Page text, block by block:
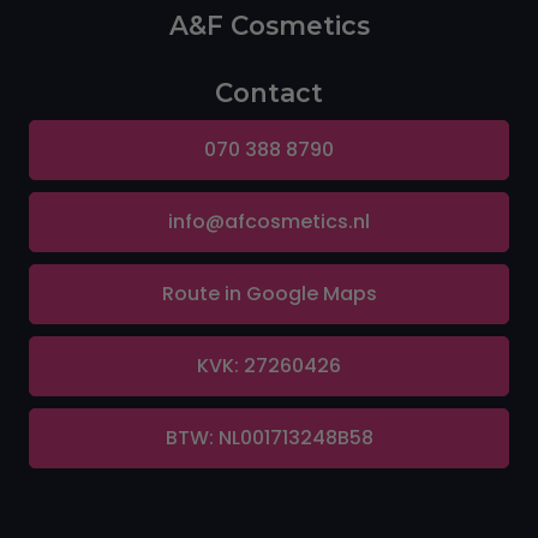
A&F Cosmetics
Contact
070 388 8790
info@afcosmetics.nl
Route in Google Maps
KVK: 27260426
BTW: NL001713248B58